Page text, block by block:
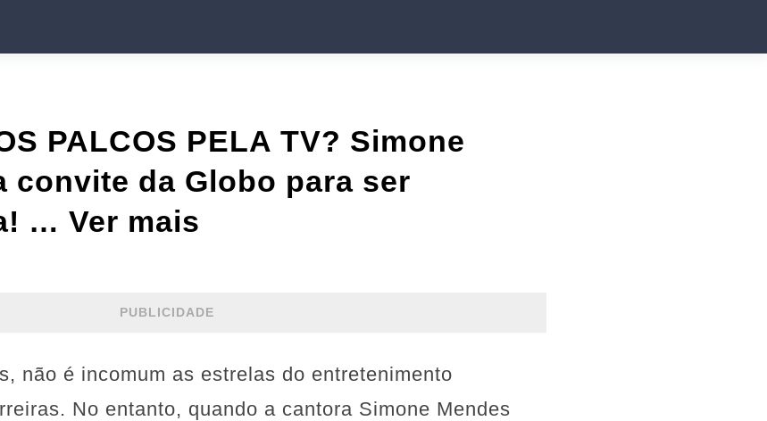
PALCOS PELA TV? Simone
convite da Globo para ser
… Ver mais
PUBLICIDADE
não é incomum as estrelas do entretenimento
No entanto, quando a cantora Simone Mendes